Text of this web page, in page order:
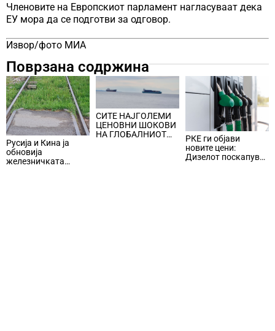
Членовите на Европскиот парламент нагласуваат дека
ЕУ мора да се подготви за одговор.
Извор/фото МИА
Поврзана содржина
Русија и Кина ја
обновија
железничката
СИТЕ НАЈГОЛЕМИ
ЦЕНОВНИ ШОКОВИ
НА ГЛОБАЛНИОТ
РКЕ ги објави
новите цени:
Дизелот поскапува